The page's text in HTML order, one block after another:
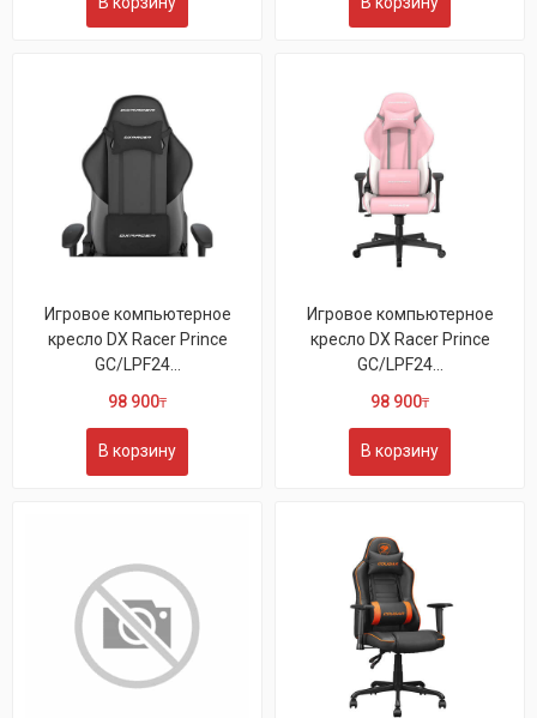
Игровое компьютерное
кресло DX Racer Prince
GC/LPF24...
98 900₸
В корзину
Игровое компьютерное
кресло DX Racer Prince
GC/LPF24...
98 900₸
В корзину